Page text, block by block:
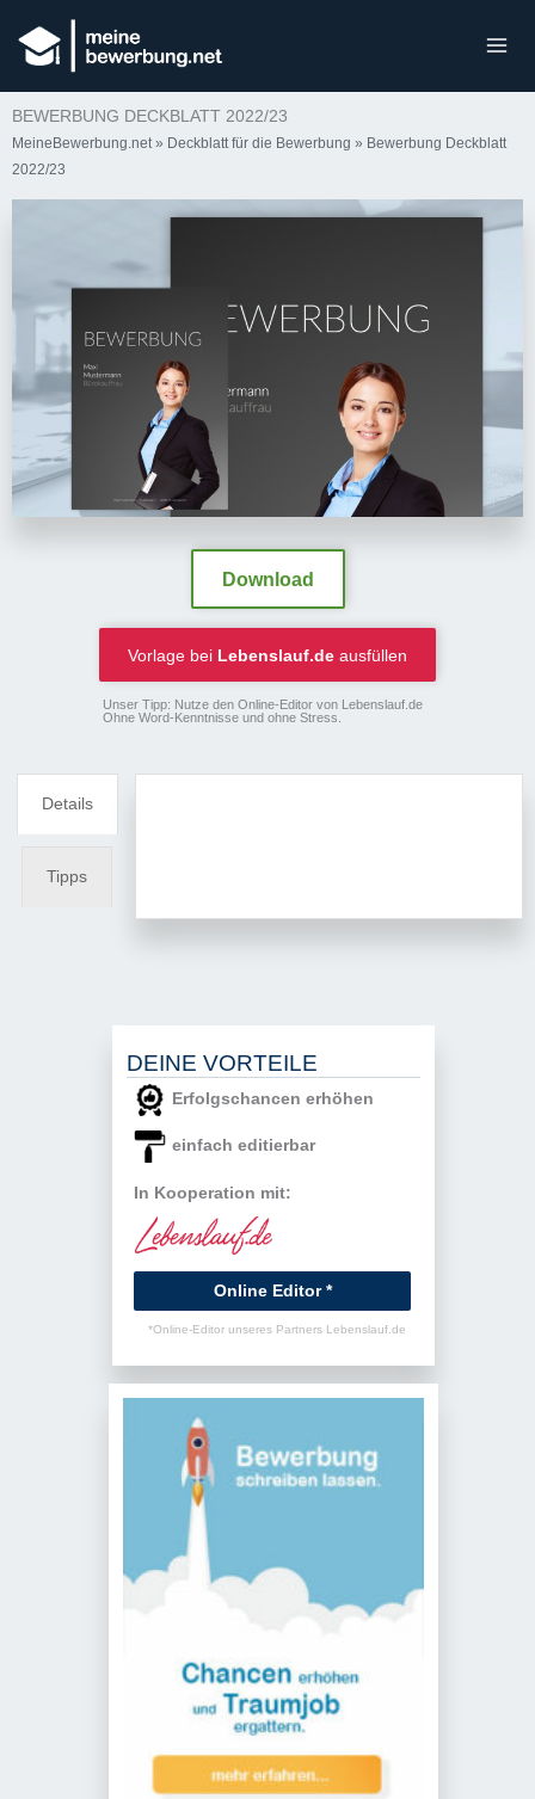
BEWERBUNG DECKBLATT 2022/23
MeineBewerbung.net » Deckblatt für die Bewerbung » Bewerbung Deckblatt
2022/23
Download
Vorlage bei Lebenslauf.de ausfüllen
Unser Tipp: Nutze den Online-Editor von Lebenslauf.de
Ohne Word-Kenntnisse und ohne Stress.
Details
Tipps
DEINE VORTEILE
Erfolgschancen erhöhen
einfach editierbar
In Kooperation mit:
Online Editor *
*Online-Editor unseres Partners Lebenslauf.de